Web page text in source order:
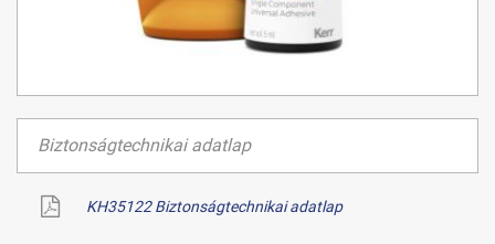
Biztonságtechnikai adatlap
KH35122 Biztonságtechnikai adatlap